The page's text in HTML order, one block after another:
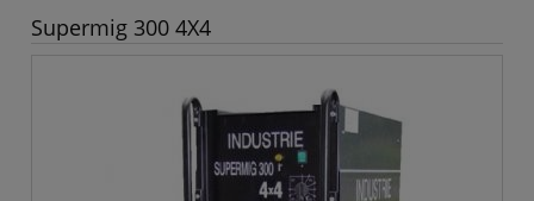
Supermig 300 4X4